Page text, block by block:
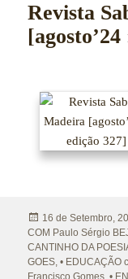
Revista
Publicado
a
16 de Setembro,
COM Paulo Sérgio
CANTINHO DA
GOES,• EDUCAÇÃO
Francisco Gomes ,•